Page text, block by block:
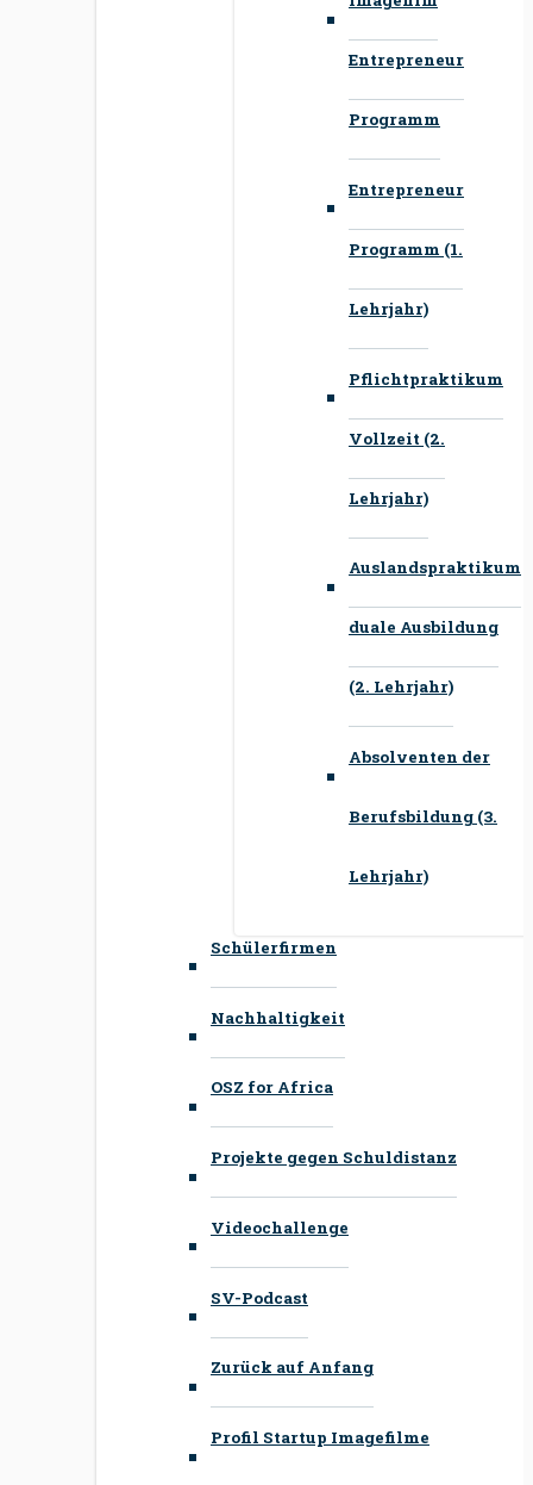
Entrepreneur
Programm
Entrepreneur
Programm (1.
Lehrjahr)
Pflichtpraktikum
Vollzeit (2.
Lehrjahr)
Auslandspraktikum
duale Ausbildung
(2. Lehrjahr)
Absolventen der
Berufsbildung (3.
Lehrjahr)
Schülerfirmen
Nachhaltigkeit
OSZ for Africa
Projekte gegen Schuldistanz
Videochallenge
SV-Podcast
Zurück auf Anfang
Profil Startup Imagefilme